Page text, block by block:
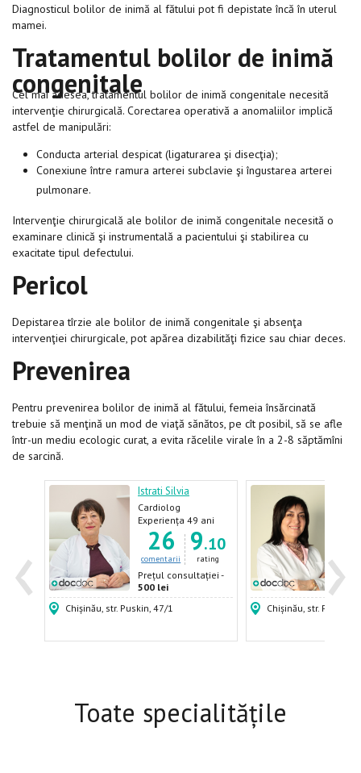
Diagnosticul bolilor de inimă al fătului pot fi depistate încă în uterul
mamei.
Tratamentul bolilor de inimă
congenitale
Cel mai adesea, tratamentul bolilor de inimă congenitale necesită
intervenţie chirurgicală. Corectarea operativă a anomaliilor implică
astfel de manipulări:
Conducta arterial despicat (ligaturarea şi disecţia);
Conexiune între ramura arterei subclavie şi îngustarea arterei
pulmonare.
Intervenţie chirurgicală ale bolilor de inimă congenitale necesită o
examinare clinică şi instrumentală a pacientului şi stabilirea cu
exacitate tipul defectului.
Pericol
Depistarea tîrzie ale bolilor de inimă congenitale şi absenţa
intervenţiei chirurgicale, pot apărea dizabilităţi fizice sau chiar deces.
Prevenirea
Pentru prevenirea bolilor de inimă al fătului, femeia însărcinată
trebuie să menţină un mod de viaţă sănătos, pe cît posibil, să se afle
într-un mediu ecologic curat, a evita răcelile virale în a 2-8 săptămîni
de sarcină.
‹ ›
-
Istrati Silvia
Cardiolog
Experiența 49 ani
26
comentarii
9.10
rating
Prețul consultației -
500 lei
Chișinău, str. Puskin, 47/1
500
Chișinău, str. Puskin,
Toate specialitățile